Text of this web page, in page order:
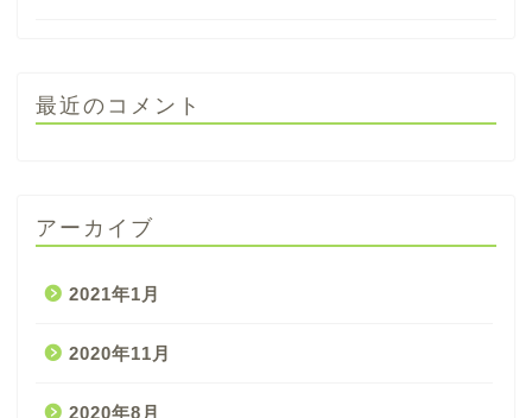
最近のコメント
アーカイブ
2021年1月
2020年11月
2020年8月